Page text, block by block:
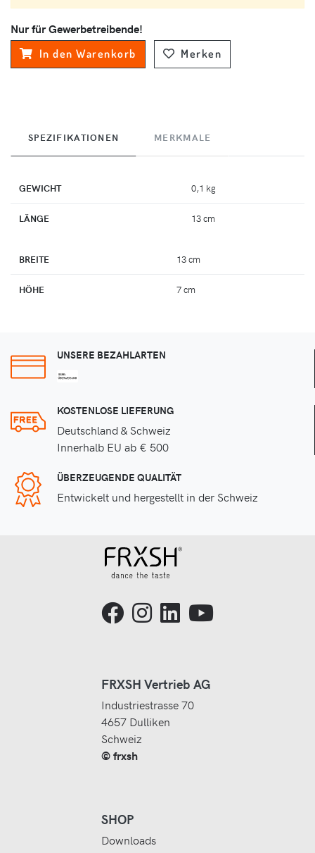
Nur für Gewerbetreibende!
In den Warenkorb Merken
SPEZIFIKATIONEN MERKMALE
GEWICHT 0,1 kg
LÄNGE 13 cm
BREITE 13 cm
HÖHE 7 cm
UNSERE BEZAHLARTEN
KOSTENLOSE LIEFERUNG
Deutschland & Schweiz
Innerhalb EU ab € 500
ÜBERZEUGENDE QUALITÄT
Entwickelt und hergestellt in der Schweiz
FRXSH Vertrieb AG
Industriestrasse 70
4657 Dulliken
Schweiz
© frxsh
SHOP
Downloads